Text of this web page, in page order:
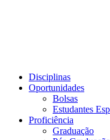
Disciplinas
Oportunidades
Bolsas
Estudantes
Proficiência
Graduação